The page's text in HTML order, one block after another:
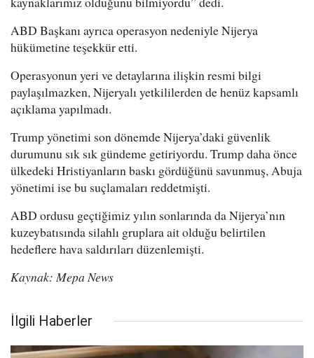
ABD Başkanı ayrıca operasyon nedeniyle Nijerya
hükümetine teşekkür etti.
Operasyonun yeri ve detaylarına ilişkin resmi bilgi
paylaşılmazken, Nijeryalı yetkililerden de henüz kapsamlı
açıklama yapılmadı.
Trump yönetimi son dönemde Nijerya’daki güvenlik
durumunu sık sık gündeme getiriyordu. Trump daha önce
ülkedeki Hristiyanların baskı gördüğünü savunmuş, Abuja
yönetimi ise bu suçlamaları reddetmişti.
ABD ordusu geçtiğimiz yılın sonlarında da Nijerya’nın
kuzeybatısında silahlı gruplara ait olduğu belirtilen
hedeflere hava saldırıları düzenlemişti.
Kaynak: Mepa News
İlgili Haberler